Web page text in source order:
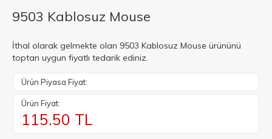
9503 Kablosuz Mouse
İthal olarak gelmekte olan 9503 Kablosuz Mouse ürününü
toptan uygun fiyatlı tedarik ediniz.
Ürün Piyasa Fiyat:
Ürün Fiyat:
115.50 TL